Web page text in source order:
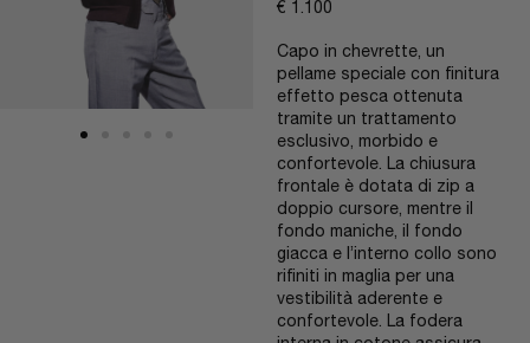
€ 1.100
Capo in chevrette, un
pellame speciale con finitura
effetto pesca ottenuta
tramite un trattamento
esclusivo, morbido e
confortevole. La chiusura
frontale è dotata di zip a
doppio cursore, mentre il
fondo maniche, il fondo
giacca e l’interno collo sono
rifiniti in maglia per una
vestibilità aderente e
confortevole. La fodera